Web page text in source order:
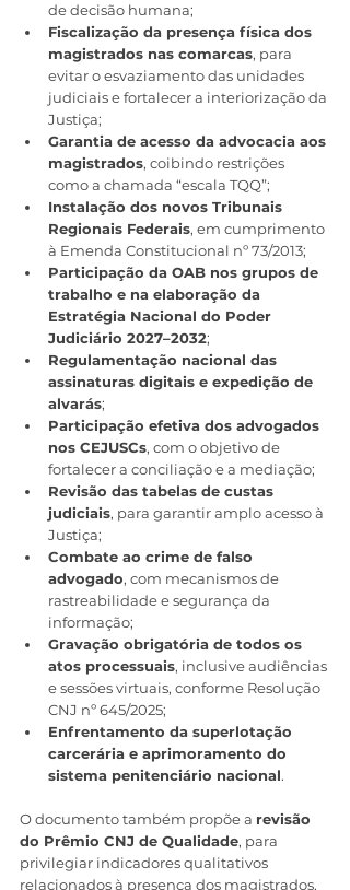
de decisão humana;
Fiscalização da presença física dos
magistrados nas comarcas, para
evitar o esvaziamento das unidades
judiciais e fortalecer a interiorização da
Justiça;
Garantia de acesso da advocacia aos
magistrados, coibindo restrições
como a chamada “escala TQQ”;
Instalação dos novos Tribunais
Regionais Federais, em cumprimento
à Emenda Constitucional nº 73/2013;
Participação da OAB nos grupos de
trabalho e na elaboração da
Estratégia Nacional do Poder
Judiciário 2027–2032;
Regulamentação nacional das
assinaturas digitais e expedição de
alvarás;
Participação efetiva dos advogados
nos CEJUSCs, com o objetivo de
fortalecer a conciliação e a mediação;
Revisão das tabelas de custas
judiciais, para garantir amplo acesso à
Justiça;
Combate ao crime de falso
advogado, com mecanismos de
rastreabilidade e segurança da
informação;
Gravação obrigatória de todos os
atos processuais, inclusive audiências
e sessões virtuais, conforme Resolução
CNJ nº 645/2025;
Enfrentamento da superlotação
carcerária e aprimoramento do
sistema penitenciário nacional.
O documento também propõe a revisão
do Prêmio CNJ de Qualidade, para
privilegiar indicadores qualitativos
relacionados à presença dos magistrados,